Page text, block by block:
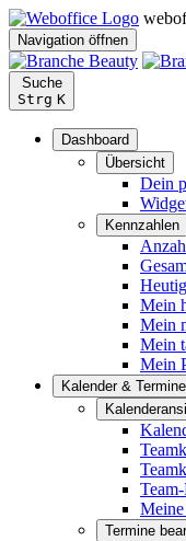
Navigation öffnen
Suche
Strg K
Dashboard
Übersicht
Dein
Kennzahlen
Mein
Mein
Mein
Mein
Kalender & Termine
Termine